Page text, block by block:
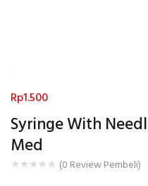
Syringe With
Med
(0 Review Pembeli)
Rp1.500